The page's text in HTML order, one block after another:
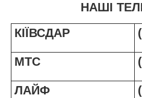
НАШІ
КІЇВСДАР
МТС
ЛАЙФ